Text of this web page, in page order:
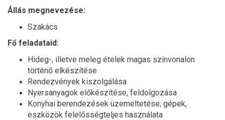
Állás megnevezése:
Szakács
Fő feladataid:
Hideg-, illetve meleg ételek magas színvonalon
történő elkészítése
Rendezvények kiszolgálása
Nyersanyagok előkészítése, feldolgozása
Konyhai berendezések üzemeltetése; gépek,
eszközök felelősségteljes használata